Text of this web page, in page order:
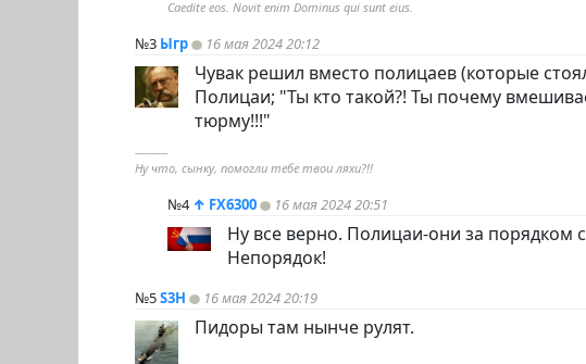
Caedite eos. Novit enim Dominus qui sunt eius.
№3 Ыгр 16 мая 2024 20:12
Чувак решил вместо полицаев (которые
Полицаи; "Ты кто такой?! Ты почему
тюрму!!!"
----------
Ну что, сынку, помогли тебе твои ляхи?!!
№4 ↑ FX6300 16 мая 2024 20:51
Ну все верно. Полицаи-они за порядком
Непорядок!
№5S3H 16 мая 2024 20:19
Пидоры там нынче рулят.